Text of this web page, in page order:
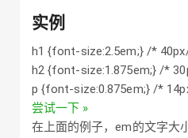
实例
h1 {font-size:2.5em;} /*
h2 {font-size:1.875em;} /*
p {font-size:0.875em;} /*
尝试一下 »
在上面的例子，em的文字大